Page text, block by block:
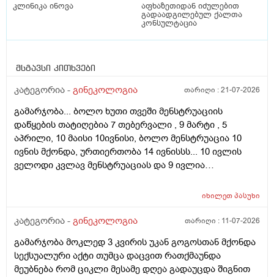
კლინიკა ინოვა
აფხაზეთიდან იძულებით
გადაადგილებულ ქალთა
კონსულტაცია
მსგავსი კითხვები
კატეგორია - გინეკოლოგია თარიღი :21-07-2026
გამარჯობა... ბოლო ხუთი თვეში მენსტრუაციის
დაწყების თატიღებია 7 თებერვალი , 9 მარტი , 5
აპრილი, 10 მაისი 10ივნისი, ბოლო მენსტრუაცია 10
ივნის მქონდა, ურთიერთობა 14 ივნისსს... 10 ივლის
ველოდი კვლავ მენსტრუაციას და 9 ივლია
მენსტრუაცია 10 დღეა გადამიცდს,,, ორსულობას არ
თვე გავიდა... 9 ივლის რო დავორსულებოდი როგორ
ტკივილის ხან არა, შარდვის შემდეგ ტკივილი და
შებერილობის შეგრძმება...ჩემით ორციპოლი და
ნოშპაც დავლიეე.... რა უნდა ვქნა
იხილეთპასუხი
კატეგორია - გინეკოლოგია თარიღი : 11-07-2026
გამარჯობა მოკლედ 3 კვირის უკან გოგოსთან მქონდა
სექსუალური აქტი თუმცა დაცვით რათქმაუნდა
მეუბნება რომ ციკლი მესამე დღეა გადაუცდა შიგნით